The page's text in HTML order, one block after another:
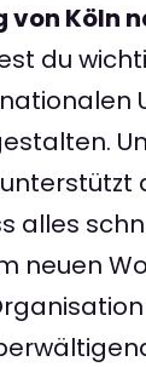
von Köln
du
alles
neuen